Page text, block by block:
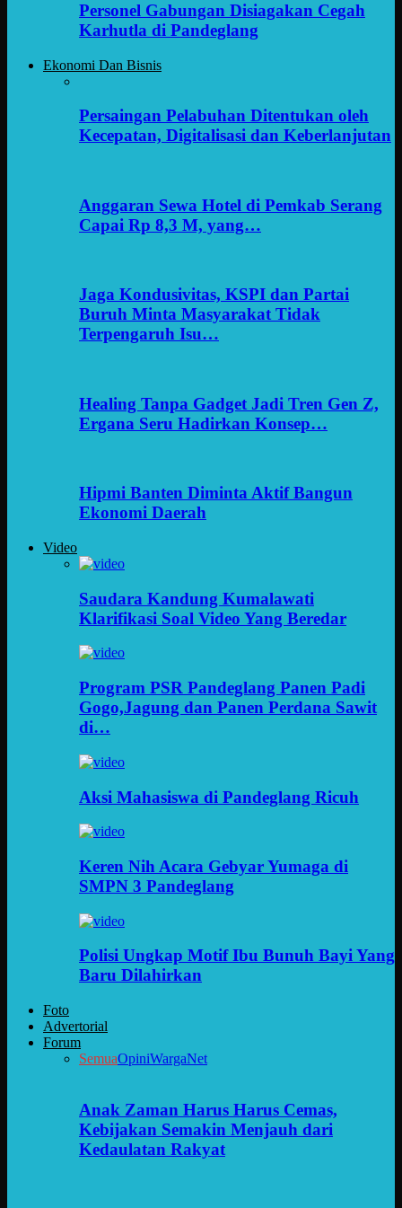
Personel Gabungan Disiagakan Cegah
Karhutla di Pandeglang
Ekonomi Dan Bisnis
Persaingan Pelabuhan Ditentukan oleh
Kecepatan, Digitalisasi dan Keberlanjutan
Anggaran Sewa Hotel di Pemkab Serang
Capai Rp 8,3 M, yang…
Jaga Kondusivitas, KSPI dan Partai
Buruh Minta Masyarakat Tidak
Terpengaruh Isu…
Healing Tanpa Gadget Jadi Tren Gen Z,
Ergana Seru Hadirkan Konsep…
Hipmi Banten Diminta Aktif Bangun
Ekonomi Daerah
Video
Saudara Kandung Kumalawati
Klarifikasi Soal Video Yang Beredar
Program PSR Pandeglang Panen Padi
Gogo,Jagung dan Panen Perdana Sawit
di…
Aksi Mahasiswa di Pandeglang Ricuh
Keren Nih Acara Gebyar Yumaga di
SMPN 3 Pandeglang
Polisi Ungkap Motif Ibu Bunuh Bayi Yang
Baru Dilahirkan
Foto
Advertorial
Forum
SemuaOpiniWargaNet
Anak Zaman Harus Harus Cemas,
Kebijakan Semakin Menjauh dari
Kedaulatan Rakyat